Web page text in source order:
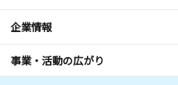
企業情報
事業・活動の広がり